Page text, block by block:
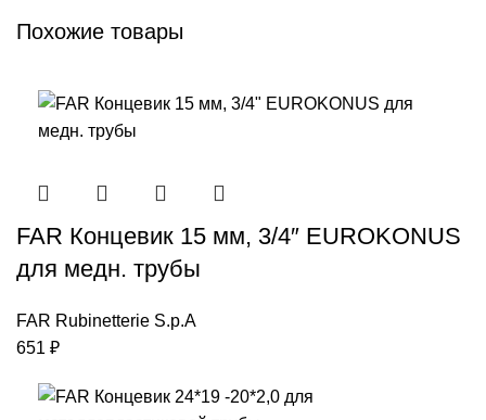
Похожие товары
FAR Концевик 15 мм, 3/4″ EUROKONUS
для медн. трубы
FAR Rubinetterie S.p.A
651 ₽